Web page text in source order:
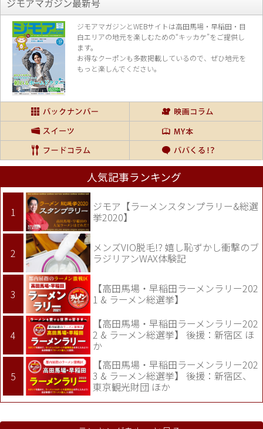
ジモアマガジン最新号
ジモアマガジンとWEBサイトは高田馬場・早稲田・目
白エリアの地元を楽しむための“キッカケ”をご提供し
ます。
お得なクーポンも多数掲載しているので、 ぜひ地元を
もっと楽しんでください。
人気記事ランキング
ジモア【ラーメンスタンプラリー&総選
挙2020】
メンズVIO脱毛!? 嬉し恥ずかし衝撃のブ
ラジリアンWAX体験記
【高田馬場・早稲田ラーメンラリー202
1 & ラーメン総選挙】
【高田馬場・早稲田ラーメンラリー202
2 & ラーメン総選挙】 後援：新宿区 ほ
か
【高田馬場・早稲田ラーメンラリー202
3 & ラーメン総選挙】 後援：新宿区、
東京観光財団 ほか